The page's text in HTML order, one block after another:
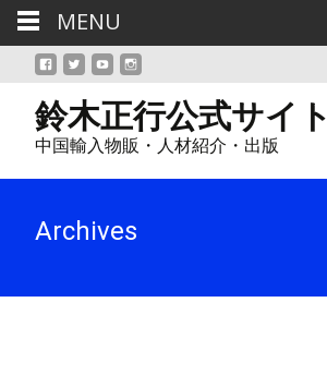
鈴木正行公式サイト
中国輸入物販・人材紹介・出版
Archives
MENU